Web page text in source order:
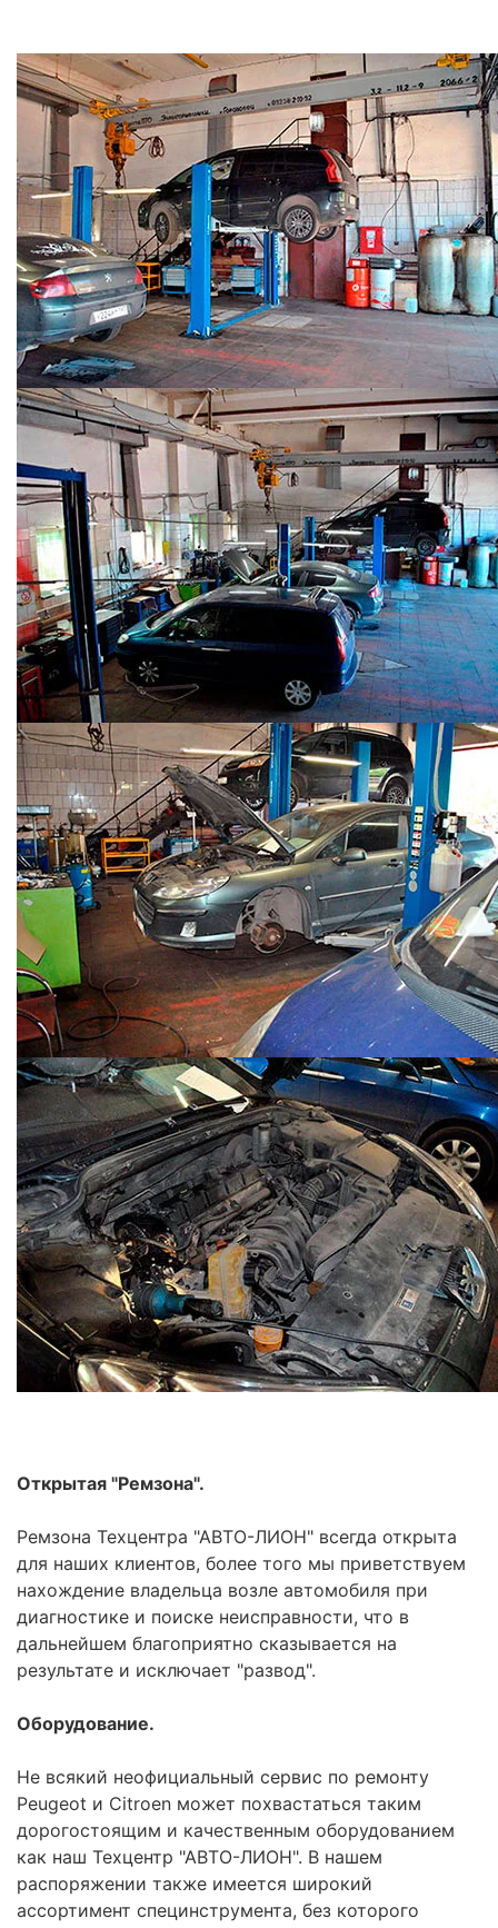
Открытая "Ремзона".
Ремзона Техцентра "АВТО-ЛИОН" всегда открыта
для наших клиентов, более того мы приветствуем
нахождение владельца возле автомобиля при
диагностике и поиске неисправности, что в
дальнейшем благоприятно сказывается на
результате и исключает "развод".
Оборудование.
Не всякий неофициальный сервис по ремонту
Peugeot и Citroen может похвастаться таким
дорогостоящим и качественным оборудованием
как наш Техцентр "АВТО-ЛИОН". В нашем
распоряжении также имеется широкий
ассортимент специнструмента, без которого